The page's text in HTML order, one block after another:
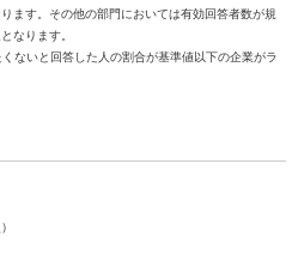
ます。その他の部門においては有効回答者数が規
なります。
ないと回答した人の割合が基準値以下の企業がラ